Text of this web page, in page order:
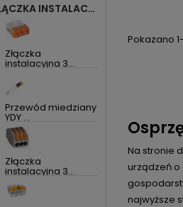
ZŁĄCZKA INSTALACYJNA 3X UNIWERSALNA COMPACT 221-413 WAGO
Złączka
instalacyjna 3...
Przewód miedziany
YDY ...
Złączka
instalacyjna 3...
Pokazano
Na stronie
urządzeń o
najwyższe